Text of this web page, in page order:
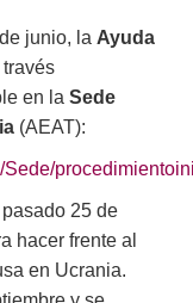
junio, la Ayuda
en la Sede
(AEAT):
25 de
hacer frente al
en Ucrania.